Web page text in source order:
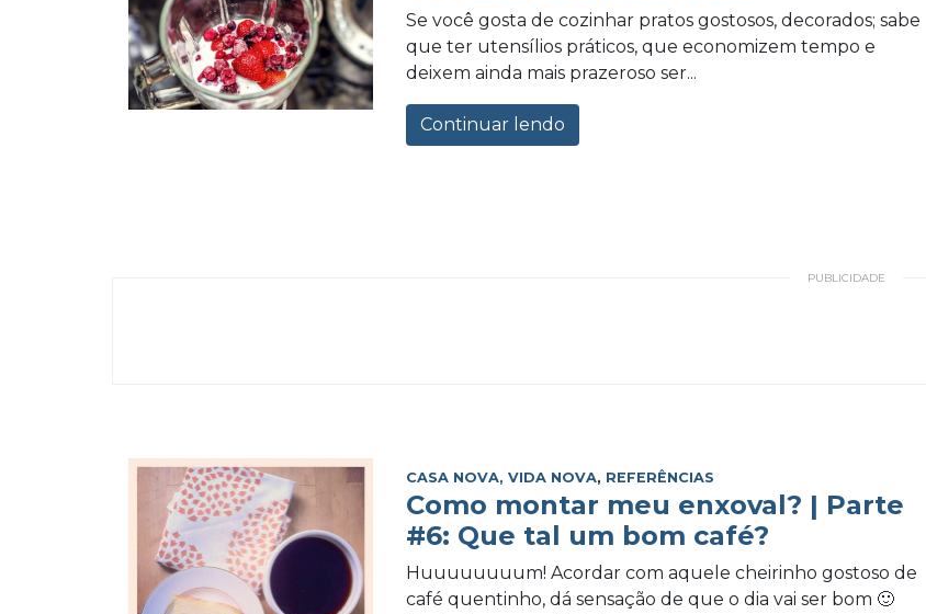
Se você gosta de cozinhar pratos gostosos, decorados; sabe
que ter utensílios práticos, que economizem tempo e
deixem ainda mais prazeroso ser...
Continuar lendo
PUBLICIDADE
CASA NOVA, VIDA NOVA, REFERÊNCIAS
Como montar meu enxoval? | Parte
#6: Que tal um bom café?
Huuuuuuuum! Acordar com aquele cheirinho gostoso de
café quentinho, dá sensação de que o dia vai ser bom 🙂